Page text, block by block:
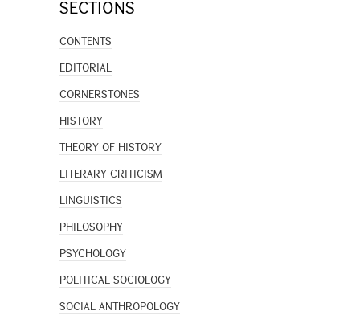
SECTIONS
CONTENTS
EDITORIAL
CORNERSTONES
HISTORY
THEORY OF HISTORY
LITERARY CRITICISM
LINGUISTICS
PHILOSOPHY
PSYCHOLOGY
POLITICAL SOCIOLOGY
SOCIAL ANTHROPOLOGY